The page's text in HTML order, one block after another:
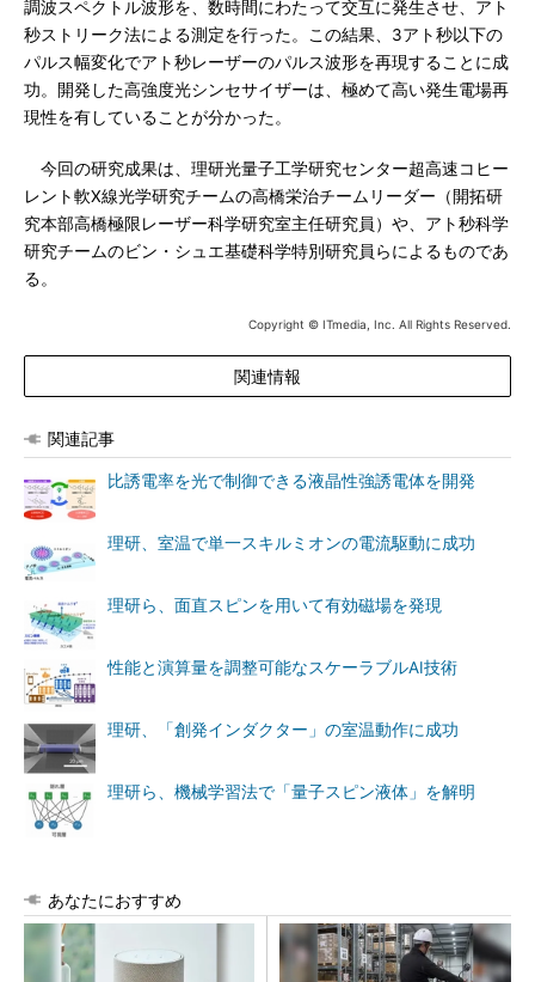
調波スペクトル波形を、数時間にわたって交互に発生させ、アト
秒ストリーク法による測定を行った。この結果、3アト秒以下の
パルス幅変化でアト秒レーザーのパルス波形を再現することに成
功。開発した高強度光シンセサイザーは、極めて高い発生電場再
現性を有していることが分かった。
今回の研究成果は、理研光量子工学研究センター超高速コヒー
レント軟X線光学研究チームの高橋栄治チームリーダー（開拓研
究本部高橋極限レーザー科学研究室主任研究員）や、アト秒科学
研究チームのビン・シュエ基礎科学特別研究員らによるものであ
る。
Copyright © ITmedia, Inc. All Rights Reserved.
関連情報
関連記事
比誘電率を光で制御できる液晶性強誘電体を開発
理研、室温で単一スキルミオンの電流駆動に成功
理研ら、面直スピンを用いて有効磁場を発現
性能と演算量を調整可能なスケーラブルAI技術
理研、「創発インダクター」の室温動作に成功
理研ら、機械学習法で「量子スピン液体」を解明
あなたにおすすめ